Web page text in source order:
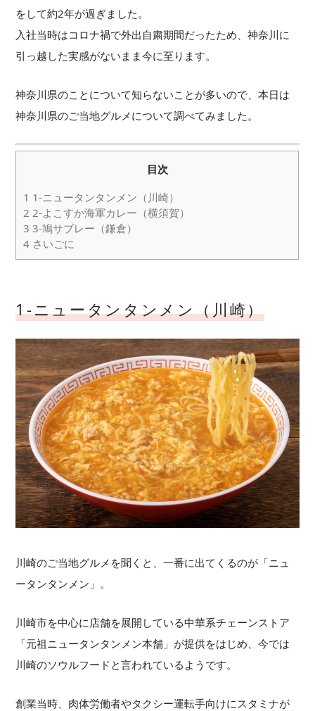
をして約2年が過ぎました。
入社当時はコロナ禍で外出自粛期間だったため、神奈川に
引っ越した実感がないまま今に至ります。
神奈川県のことについて知らないことが多いので、本日は
神奈川県のご当地グルメについて調べてみました。
目次
1 1-ニュータンタンメン（川崎）
2 2-よこすか海軍カレー（横須賀）
3 3-鳩サブレー（鎌倉）
4 さいごに
1-ニュータンタンメン（川崎）
川崎のご当地グルメを聞くと、一番に出てくるのが「ニュ
ータンタンメン」。
川崎市を中心に店舗を展開している中華系チェーンストア
「元祖ニュータンタンメン本舗」が提供をはじめ、今では
川崎のソウルフードと言われているようです。
創業当時、肉体労働者やタクシー運転手向けにスタミナが